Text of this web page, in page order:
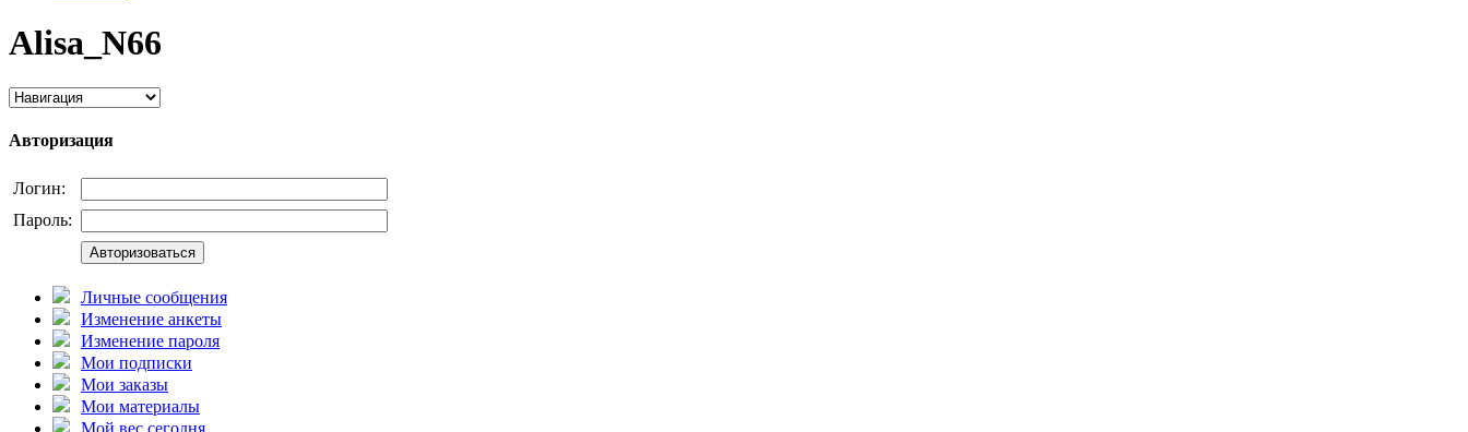
Alisa_N66
Авторизация
Логин:
Пароль:
Авторизоваться
Личные сообщения
Изменение анкеты
Изменение пароля
Мои подписки
Мои заказы
Мои материалы